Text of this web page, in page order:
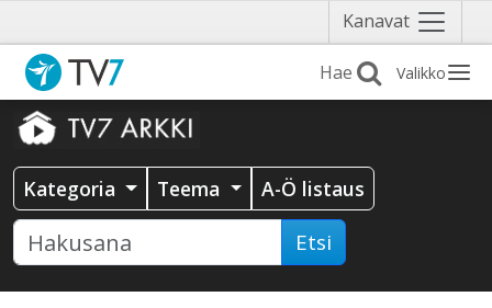
Kanavat Näytä
valikko
Valikko
Kategoria Teema A-Ö listaus
Etsi